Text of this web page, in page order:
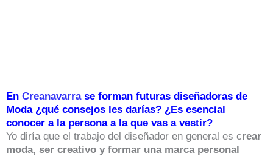
En Creanavarra se forman futuras diseñadoras de
Moda ¿qué consejos les darías? ¿Es esencial
conocer a la persona a la que vas a vestir?
Yo diría que el trabajo del diseñador en general es crear
moda, ser creativo y formar una marca personal